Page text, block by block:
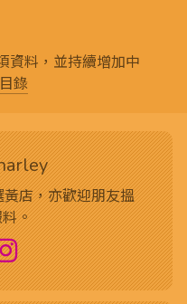
資料，並持續增加中
錄
店，亦歡迎朋友搵
。